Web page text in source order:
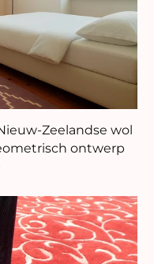
Zeelandse wol
ontwerp